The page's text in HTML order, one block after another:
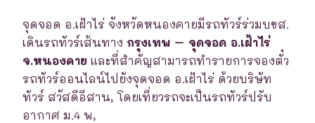
จุดจอด อ.เฝ้าไร่ จังหวัดหนองคายมีรถทัวร์ร่วมบขส.
เดินรถทัวร์เส้นทาง กรุงเทพ – จุดจอด อ.เฝ้าไร่
จ.หนองคาย และที่สำคัญสามารถทำรายการจองตั๋ว
รถทัวร์ออนไลน์ไปยังจุดจอด อ.เฝ้าไร่ ด้วยบริษัท
ทัวร์ สวัสดีอีสาน, โดยเที่ยวรถจะเป็นรถทัวร์ปรับ
อากาศ ม.4 พ,